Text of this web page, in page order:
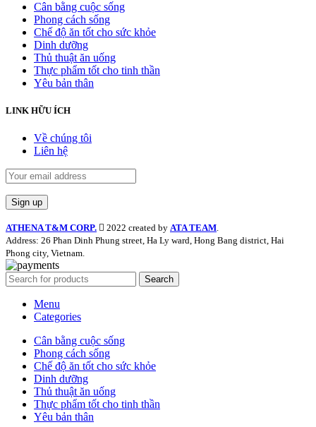
Cân bằng cuộc sống
Phong cách sống
Chế độ ăn tốt cho sức khỏe
Dinh dưỡng
Thủ thuật ăn uống
Thực phẩm tốt cho tinh thần
Yêu bản thân
LINK HỮU ÍCH
Về chúng tôi
Liên hệ
ATHENA T&M CORP. 2022 created by ATA TEAM.
Address: 26 Phan Dinh Phung street, Ha Ly ward, Hong Bang district, Hai
Phong city, Vietnam.
Search
Menu
Categories
Cân bằng cuộc sống
Phong cách sống
Chế độ ăn tốt cho sức khỏe
Dinh dưỡng
Thủ thuật ăn uống
Thực phẩm tốt cho tinh thần
Yêu bản thân